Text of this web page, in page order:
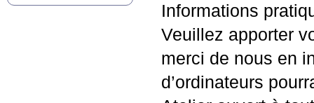
Informations
Veuillez apporter
merci de nous en
d’ordinateurs